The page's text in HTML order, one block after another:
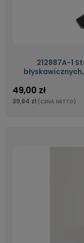
212887A-1
49,00 zł
39,84 zł (CENA NETTO)